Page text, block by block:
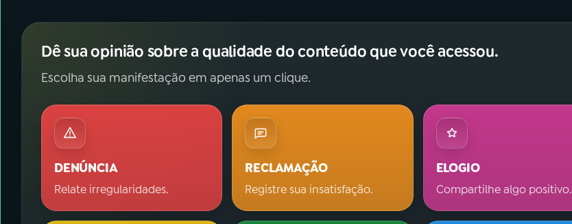
Dê sua opinião sobre a qualidade do conteúdo que você acessou.
Escolha sua manifestação em apenas um clique.
DENÚNCIA
Relate irregularidades.
RECLAMAÇÃO
Registre sua insatisfação.
ELOGIO
Compartilhe algo positivo.